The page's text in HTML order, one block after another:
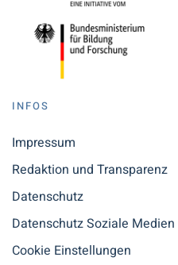
INFOS
Impressum
Redaktion und Transparenz
Datenschutz
Datenschutz Soziale Medien
Cookie Einstellungen